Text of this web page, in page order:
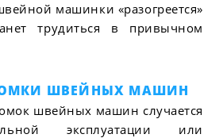
машинки «разогреется»
трудиться в привычном
ШВЕЙНЫХ МАШИН
швейных машин случается
эксплуатации или